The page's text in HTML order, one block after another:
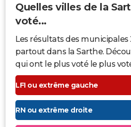
Quelles villes de la
voté...
Les résultats des
partout dans la Sarthe.
qui ont le plus voté le plus voté
LFI ou extrême gauche
RN ou extrême droite